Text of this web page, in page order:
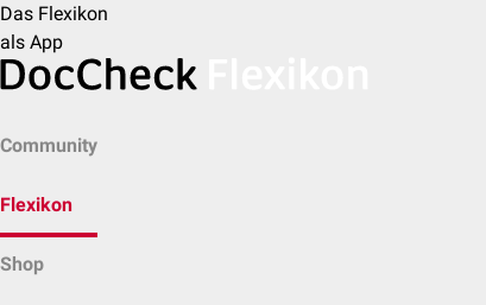
Das Flexikon
als App
Community
Flexikon
Shop